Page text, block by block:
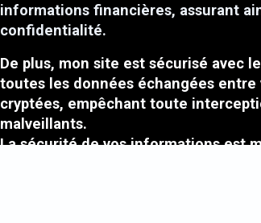
informations financières, assurant
confidentialité.
De plus, mon site est sécurisé avec
toutes les données échangées
cryptées, empêchant toute
malveillants.
La sécurité de vos informations est